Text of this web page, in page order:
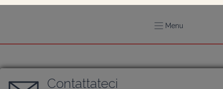
Menu
Contattateci